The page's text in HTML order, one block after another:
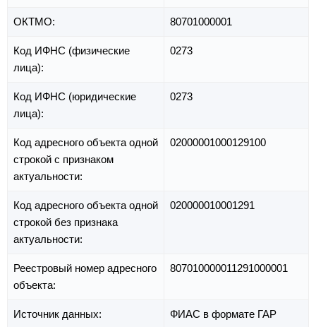
ОКТМО: 80701000001
Код ИФНС (физические
лица):
0273
Код ИФНС (юридические
лица):
0273
Код адресного объекта одной
строкой с признаком
актуальности:
02000001000129100
Код адресного объекта одной
строкой без признака
актуальности:
020000010001291
Реестровый номер адресного
объекта:
807010000011291000001
Источник данных: ФИАС в формате ГАР